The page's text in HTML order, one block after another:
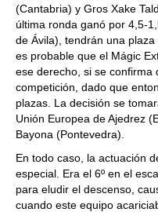
(Cantabria) y Gros Xake
última ronda ganó por 4,5-
de Ávila), tendrán una
es probable que el Mágic
ese derecho, si se confirma
competición, dado que
plazas. La decisión se
Unión Europea de Ajedrez
Bayona (Pontevedra).
En todo caso, la actuación
especial. Era el 6º en el
para eludir el descenso,
cuando este equipo